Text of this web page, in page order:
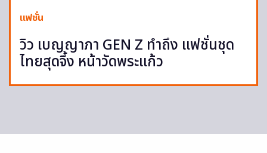
แฟชั่น
วิว เบญญาภา GEN Z ทำถึง แฟชั่นชุด
ไทยสุดจึ้ง หน้าวัดพระแก้ว